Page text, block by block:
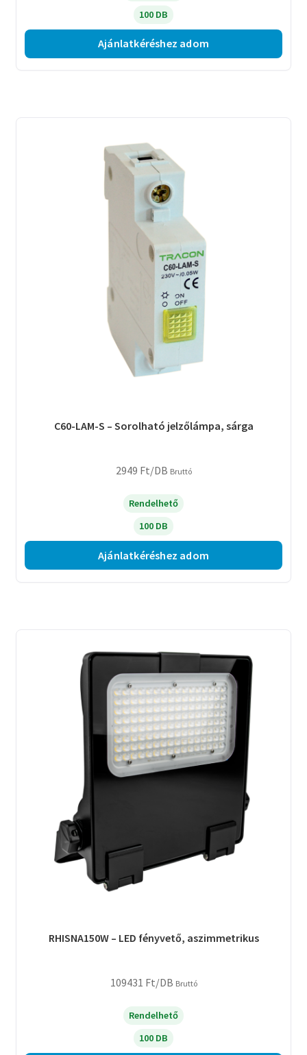
100 DB
Ajánlatkéréshez adom
C60-LAM-S – Sorolható jelzőlámpa, sárga
2949 Ft/DB Bruttó
Rendelhető
100 DB
Ajánlatkéréshez adom
RHISNA150W – LED fényvető, aszimmetrikus
109431 Ft/DB Bruttó
Rendelhető
100 DB